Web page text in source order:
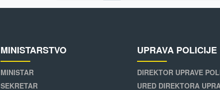
MINISTARSTVO
MINISTAR
SEKRETAR
UPRAVA POLICIJE
DIREKTOR UPRAVE
URED DIREKTORA